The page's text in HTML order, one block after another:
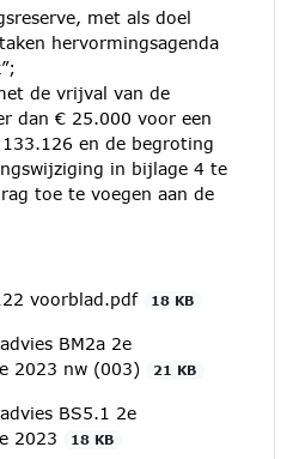
met als doel
hervormingsagenda
de vrijval van de
dan € 25.000 voor een
en de begroting
in bijlage 4 te
toe te voegen aan de
voorblad.pdf
18 KB
BM2a 2e
2023 nw (003)
21 KB
BS5.1 2e
2023
18 KB